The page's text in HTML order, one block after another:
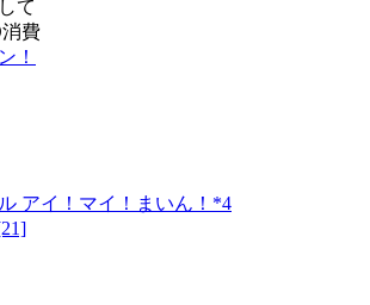
て
費
！
アイ！マイ！まいん！*4